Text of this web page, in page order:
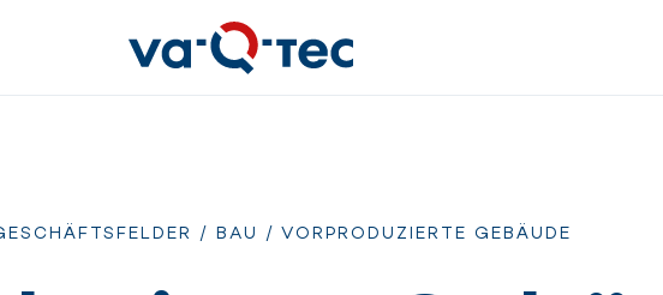
/ BAU / VORPRODUZIERTE GEBÄUDE